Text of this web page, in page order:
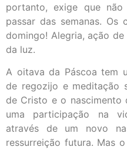
portanto, exige que
passar das semanas. Os
domingo! Alegria, ação
da luz.
A oitava da Páscoa tem
de regozijo e meditação
de Cristo e o
uma participação na
através de um novo
ressurreição futura. Mas